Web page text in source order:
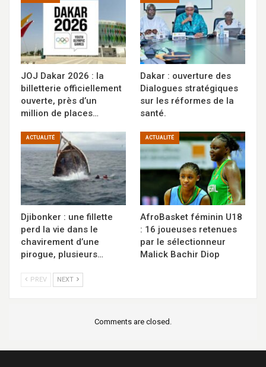
JOJ Dakar 2026 : la
billetterie officiellement
ouverte, près d’un
million de places…
Dakar : ouverture des
Dialogues stratégiques
sur les réformes de la
santé.
ACTUALITÉ
Djibonker : une fillette
perd la vie dans le
chavirement d’une
pirogue, plusieurs…
ACTUALITÉ
AfroBasket féminin U18
: 16 joueuses retenues
par le sélectionneur
Malick Bachir Diop
PREV NEXT
Comments are closed.